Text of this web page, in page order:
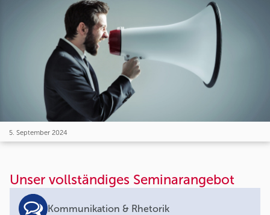
5. September 2024
Unser vollständiges Seminarangebot
Kommunikation & Rhetorik